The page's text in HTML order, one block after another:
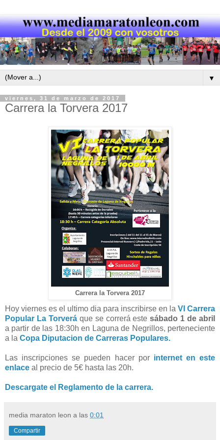
▼
viernes, 31 de marzo de 2017
Carrera la Torvera 2017
Carrera la Torvera 2017
Hoy viernes es el ultimo dia para inscribirse en la VI Carrera
Popular La Torveráque se correrá estesábado 1 de abril
a partir de las 18:30h en Laguna de Negrillos, perteneciente
a la Copa Diputacion de Carreras Populares.
Las inscripciones se pueden hacer por internet en este
enlace al precio de 5€ hasta las 20h.
Descargate el Reglamento de la carrera.
media maraton leon a las 0:01
Compartir